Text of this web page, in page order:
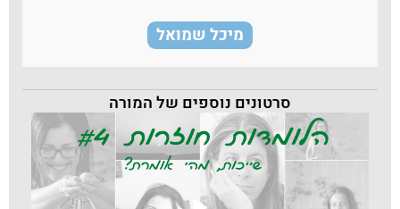
מיכל שמואל
סרטונים נוספים של המורה